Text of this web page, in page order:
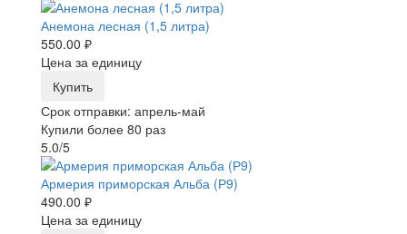
Анемона лесная (1,5 литра)
550.00 ₽
Цена за единицу
Купить
Срок отправки: апрель-май
Купили более 80 раз
5.0/5
Армерия приморская Альба (Р9)
490.00 ₽
Цена за единицу